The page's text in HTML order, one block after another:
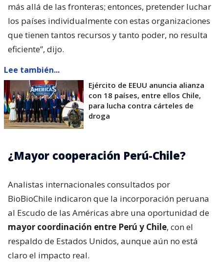
más allá de las fronteras; entonces, pretender luchar
los países individualmente con estas organizaciones
que tienen tantos recursos y tanto poder, no resulta
eficiente”, dijo.
Lee también...
Ejército de EEUU anuncia alianza
con 18 países, entre ellos Chile,
para lucha contra cárteles de
droga
¿Mayor cooperación Perú-Chile?
Analistas internacionales consultados por
BioBioChile indicaron que la incorporación peruana
al Escudo de las Américas abre una oportunidad de
mayor coordinación entre Perú y Chile, con el
respaldo de Estados Unidos, aunque aún no está
claro el impacto real.